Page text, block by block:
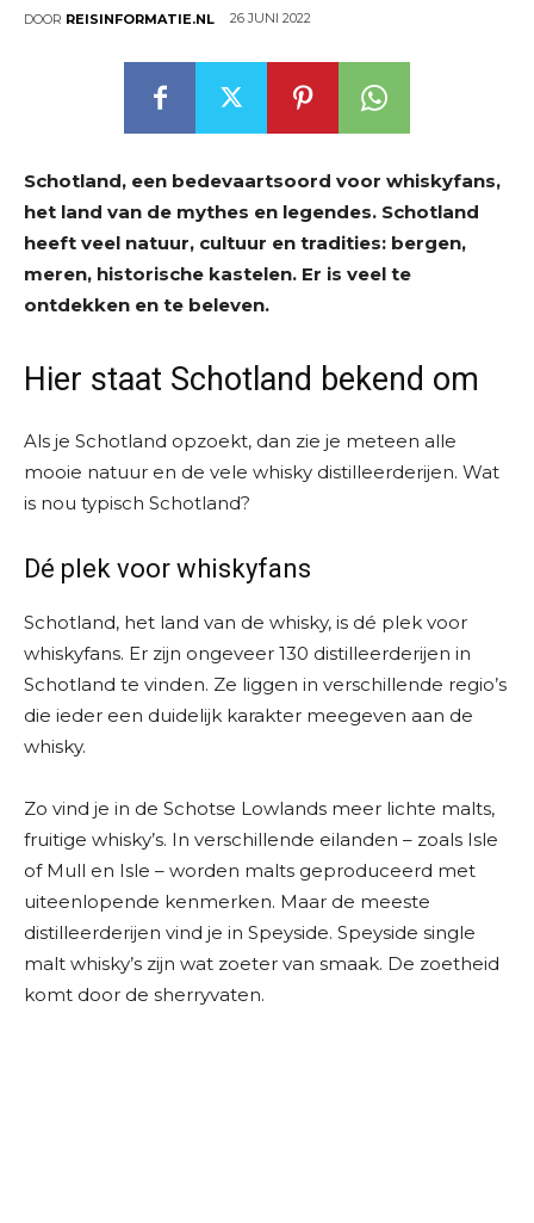
DOOR REISINFORMATIE.NL 26 JUNI 2022
Schotland, een bedevaartsoord voor whiskyfans,
het land van de mythes en legendes. Schotland
heeft veel natuur, cultuur en tradities: bergen,
meren, historische kastelen. Er is veel te
ontdekken en te beleven.
Hier staat Schotland bekend om
Als je Schotland opzoekt, dan zie je meteen alle
mooie natuur en de vele whisky distilleerderijen. Wat
is nou typisch Schotland?
Dé plek voor whiskyfans
Schotland, het land van de whisky, is dé plek voor
whiskyfans. Er zijn ongeveer 130 distilleerderijen in
Schotland te vinden. Ze liggen in verschillende regio’s
die ieder een duidelijk karakter meegeven aan de
whisky.
Zo vind je in de Schotse Lowlands meer lichte malts,
fruitige whisky’s. In verschillende eilanden – zoals Isle
of Mull en Isle – worden malts geproduceerd met
uiteenlopende kenmerken. Maar de meeste
distilleerderijen vind je in Speyside. Speyside single
malt whisky’s zijn wat zoeter van smaak. De zoetheid
komt door de sherryvaten.